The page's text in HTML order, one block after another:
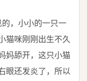
，小小的一只一
猫咪刚刚出生不久
妈舔开，这只小猫
眼还发炎了，所以